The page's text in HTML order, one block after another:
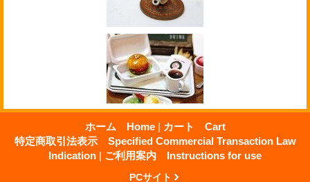
ホーム Home
カート Cart
特定商取引法表示 Specified Commercial Transaction Law
Indication
ご利用案内 Instructions for use
PCサイト